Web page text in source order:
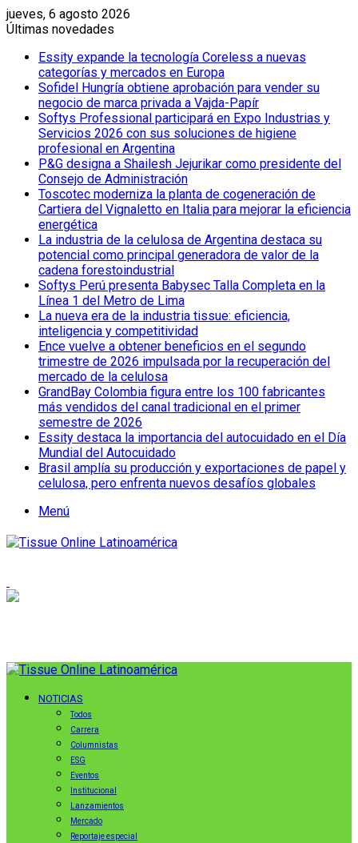
jueves, 6 agosto 2026
Últimas novedades
Essity expande la tecnología Coreless a nuevas
categorías y mercados en Europa
Sofidel Hungría obtiene aprobación para vender su
negocio de marca privada a Vajda-Papír
Softys Professional participará en Expo Industrias y
Servicios 2026 con sus soluciones de higiene
profesional en Argentina
P&G designa a Shailesh Jejurikar como presidente del
Consejo de Administración
Toscotec moderniza la planta de cogeneración de
Cartiera del Vignaletto en Italia para mejorar la eficiencia
energética
La industria de la celulosa de Argentina destaca su
potencial como principal generadora de valor de la
cadena forestoindustrial
Softys Perú presenta Babysec Talla Completa en la
Línea 1 del Metro de Lima
La nueva era de la industria tissue: eficiencia,
inteligencia y competitividad
Ence vuelve a obtener beneficios en el segundo
trimestre de 2026 impulsada por la recuperación del
mercado de la celulosa
GrandBay Colombia figura entre los 100 fabricantes
más vendidos del canal tradicional en el primer
semestre de 2026
Essity destaca la importancia del autocuidado en el Día
Mundial del Autocuidado
Brasil amplía su producción y exportaciones de papel y
celulosa, pero enfrenta nuevos desafíos globales
Menú
NOTICIAS
Todos
Carrera
Columnistas
ESG
Eventos
Institucional
Lanzamientos
Mercado
Reportaje especial